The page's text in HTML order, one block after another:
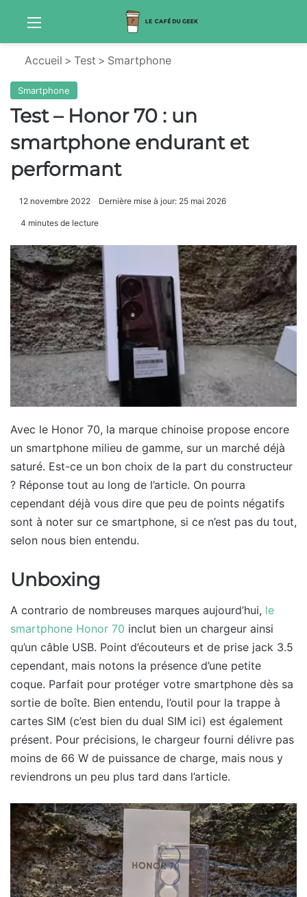
Menu
Accueil > Test > Smartphone
Smartphone
Test – Honor 70 : un
smartphone endurant et
performant
12 novembre 2022 Dernière mise à jour: 25 mai 2026
4 minutes de lecture
Avec le Honor 70, la marque chinoise propose encore
un smartphone milieu de gamme, sur un marché déjà
saturé. Est-ce un bon choix de la part du constructeur
? Réponse tout au long de l’article. On pourra
cependant déjà vous dire que peu de points négatifs
sont à noter sur ce smartphone, si ce n’est pas du tout,
selon nous bien entendu.
Unboxing
A contrario de nombreuses marques aujourd’hui, le
smartphone Honor 70 inclut bien un chargeur ainsi
qu’un câble USB. Point d’écouteurs et de prise jack 3.5
cependant, mais notons la présence d’une petite
coque. Parfait pour protéger votre smartphone dès sa
sortie de boîte. Bien entendu, l’outil pour la trappe à
cartes SIM (c’est bien du dual SIM ici) est également
présent. Pour précisions, le chargeur fourni délivre pas
moins de 66 W de puissance de charge, mais nous y
reviendrons un peu plus tard dans l’article.